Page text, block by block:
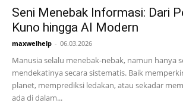
Seni Menebak Informasi: Dari
Kuno hingga AI Modern
maxwelhelp - 06.03.2026
Manusia selalu menebak-nebak, namun hanya
mendekatinya secara sistematis. Baik
planet, memprediksi ledakan, atau sekadar
ada di dalam...